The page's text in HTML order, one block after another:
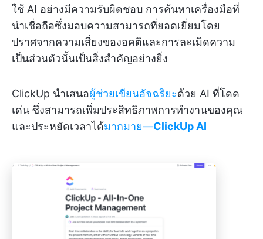
ใช้ AI อย่างมีความรับผิดชอบ การค้นหาเครื่องมือที่
น่าเชื่อถือซึ่งมอบความสามารถที่ยอดเยี่ยมโดย
ปราศจากความเสี่ยงของอคติและการละเมิดความ
เป็นส่วนตัวนั้นเป็นสิ่งสำคัญอย่างยิ่ง
ClickUp นำเสนอผู้ช่วยเขียนอัจฉริยะด้วย AI ที่โดด
เด่น ซึ่งสามารถเพิ่มประสิทธิภาพการทำงานของคุณ
และประหยัดเวลาได้มากมาย—ClickUp AI